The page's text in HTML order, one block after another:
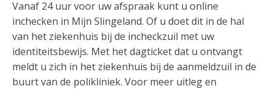
Vanaf 24 uur voor uw afspraak kunt u online
inchecken in Mijn Slingeland. Of u doet dit in de hal
van het ziekenhuis bij de incheckzuil met uw
identiteitsbewijs. Met het dagticket dat u ontvangt
meldt u zich in het ziekenhuis bij de aanmeldzuil in de
buurt van de polikliniek. Voor meer uitleg en